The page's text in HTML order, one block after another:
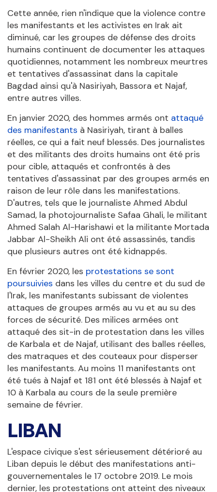
Cette année, rien n'indique que la violence contre
les manifestants et les activistes en Irak ait
diminué, car les groupes de défense des droits
humains continuent de documenter les attaques
quotidiennes, notamment les nombreux meurtres
et tentatives d'assassinat dans la capitale
Bagdad ainsi qu'à Nasiriyah, Bassora et Najaf,
entre autres villes.
En janvier 2020, des hommes armés ont attaqué
des manifestants à Nasiriyah, tirant à balles
réelles, ce qui a fait neuf blessés. Des journalistes
et des militants des droits humains ont été pris
pour cible, attaqués et confrontés à des
tentatives d'assassinat par des groupes armés en
raison de leur rôle dans les manifestations.
D'autres, tels que le journaliste Ahmed Abdul
Samad, la photojournaliste Safaa Ghali, le militant
Ahmed Salah Al-Harishawi et la militante Mortada
Jabbar Al-Sheikh Ali ont été assassinés, tandis
que plusieurs autres ont été kidnappés.
En février 2020, les protestations se sont
poursuivies dans les villes du centre et du sud de
l'Irak, les manifestants subissant de violentes
attaques de groupes armés au vu et au su des
forces de sécurité. Des milices armées ont
attaqué des sit-in de protestation dans les villes
de Karbala et de Najaf, utilisant des balles réelles,
des matraques et des couteaux pour disperser
les manifestants. Au moins 11 manifestants ont
été tués à Najaf et 181 ont été blessés à Najaf et
10 à Karbala au cours de la seule première
semaine de février.
LIBAN
L'espace civique s'est sérieusement détérioré au
Liban depuis le début des manifestations anti-
gouvernementales le 17 octobre 2019. Le mois
dernier, les protestations ont atteint des niveaux